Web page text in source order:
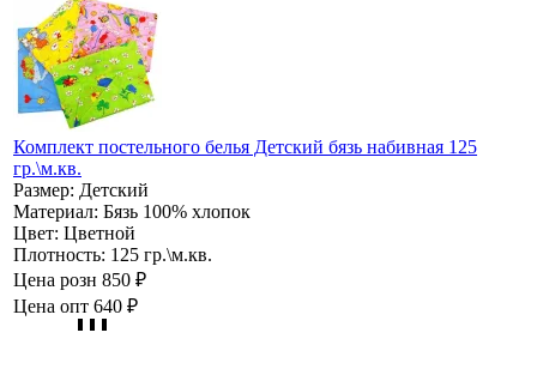
Комплект постельного белья Детский бязь набивная 125
гр.\м.кв.
Размер: Детский
Материал: Бязь 100% хлопок
Цвет: Цветной
Плотность: 125 гр.\м.кв.
Цена розн 850 ₽
Цена опт 640 ₽